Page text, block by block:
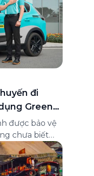
đi
Green
được bảo vệ
chưa biết
sẽ hướng
tham gia)
dụng Green